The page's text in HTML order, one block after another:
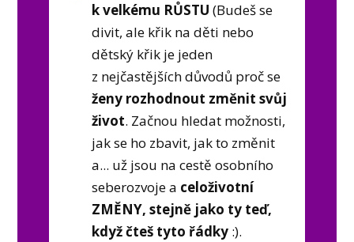
k velkému RŮSTU (Budeš se
divit, ale křik na děti nebo
dětský křik je jeden
z nejčastějších důvodů proč se
ženy rozhodnout změnit svůj
život. Začnou hledat možnosti,
jak se ho zbavit, jak to změnit
a... už jsou na cestě osobního
seberozvoje a celoživotní
ZMĚNY, stejně jako ty teď,
když čteš tyto řádky :).